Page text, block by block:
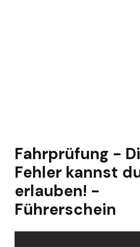
Fahrprüfung -
Fehler kannst
erlauben! -
Führerschein